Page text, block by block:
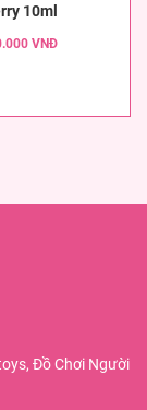
10ml
VNĐ
Đồ Chơi Người